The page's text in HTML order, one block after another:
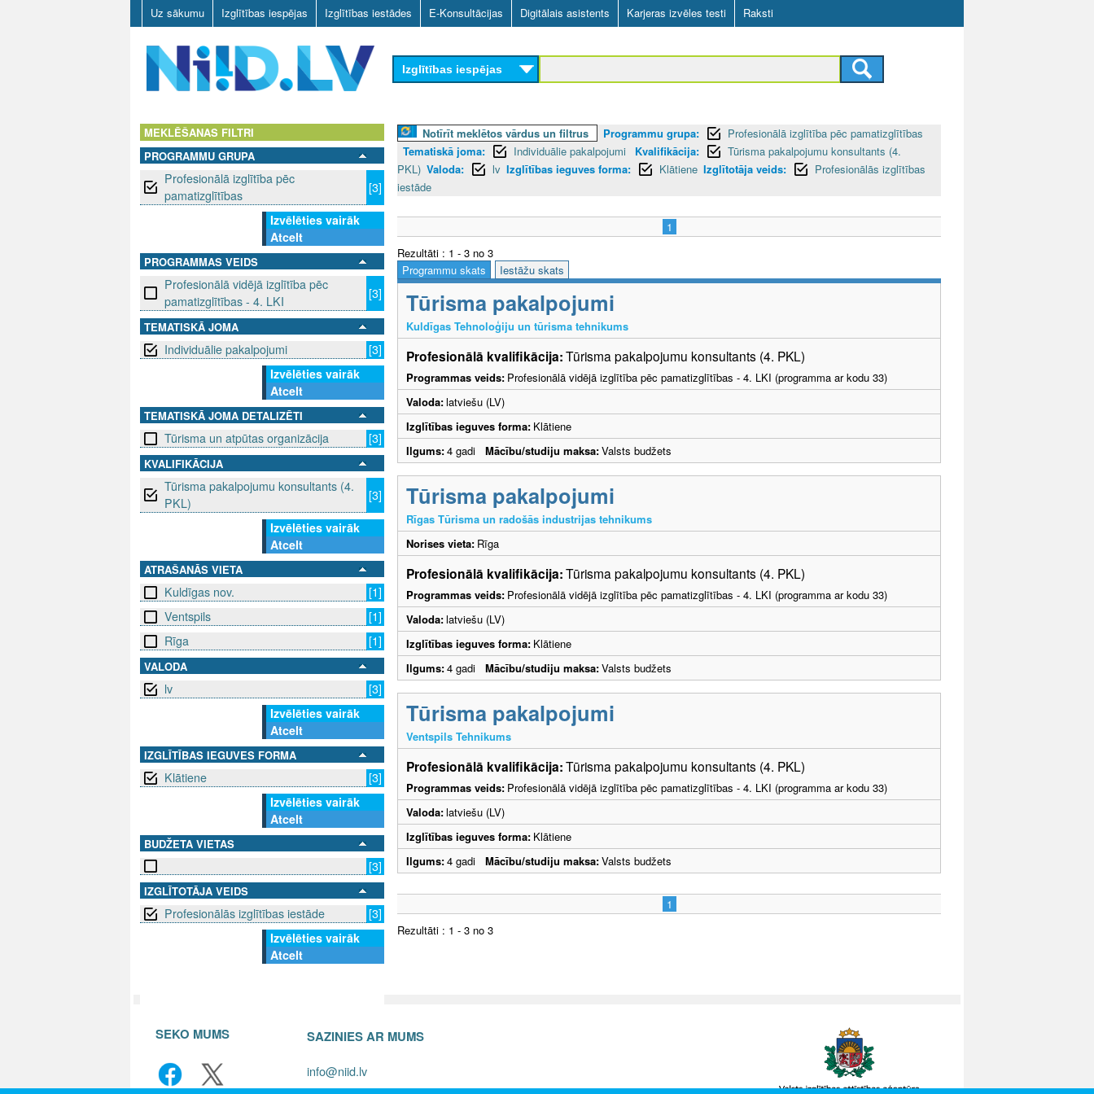
Skip
to
main
content
Uz sākumu Izglītības iespējas Izglītības iestādes E-Konsultācijas Digitālais asistents Karjeras izvēles testi Raksti
D
L
Izglītības iespējas
MEKLĒŠANAS FILTRI
PROGRAMMU GRUPA
Profesionālā izglītība pēc
pamatizglītības
[3]
Izvēlēties vairāk
Atcelt
PROGRAMMAS VEIDS
Profesionālā vidējā izglītība pēc
pamatizglītības - 4. LKI
[3]
TEMATISKĀ JOMA
Individuālie pakalpojumi
[3]
Izvēlēties vairāk
Atcelt
TEMATISKĀ JOMA DETALIZĒTI
Tūrisma un atpūtas organizācija [3]
KVALIFIKĀCIJA
Tūrisma pakalpojumu konsultants (4.
PKL)
[3]
Izvēlēties vairāk
Atcelt
ATRAŠANĀS VIETA
Kuldīgas nov.
[1]
Ventspils
[1]
Rīga
[1]
VALODA
lv
[3]
Izvēlēties vairāk
Atcelt
IZGLĪTĪBAS IEGUVES FORMA
Klātiene
[3]
Izvēlēties vairāk
Atcelt
BUDŽETA VIETAS
[3]
IZGLĪTOTĀJA VEIDS
Profesionālās izglītības iestāde
[3]
Izvēlēties vairāk
Atcelt
Notīrīt meklētos vārdus un filtrus Programmu grupa:
Profesionālā izglītība pēc pamatizglītības
Tematiskā joma:
Individuālie pakalpojumi Kvalifikācija:
Tūrisma pakalpojumu konsultants (4.
PKL) Valoda: lv Izglītības ieguves forma: Klātiene Izglītotāja veids:
Profesionālās izglītības
iestāde
1
Rezultāti : 1 - 3 no 3
Programmu skats
Iestāžu skats
Tūrisma pakalpojumi
Kuldīgas Tehnoloģiju un tūrisma tehnikums
Profesionālā kvalifikācija:Tūrisma pakalpojumu konsultants (4. PKL)
Programmas veids: Profesionālā vidējā izglītība pēc pamatizglītības - 4. LKI (programma ar kodu 33)
Valoda:latviešu (LV)
Izglītības ieguves forma: Klātiene
Ilgums:4 gadi Mācību/studiju maksa:Valsts budžets
Tūrisma pakalpojumi
Rīgas Tūrisma un radošās industrijas tehnikums
Norises vieta: Rīga
Profesionālā kvalifikācija:Tūrisma pakalpojumu konsultants (4. PKL)
Programmas veids: Profesionālā vidējā izglītība pēc pamatizglītības - 4. LKI (programma ar kodu 33)
Valoda:latviešu (LV)
Izglītības ieguves forma: Klātiene
Ilgums:4 gadi Mācību/studiju maksa:Valsts budžets
Tūrisma pakalpojumi
Ventspils Tehnikums
Profesionālā kvalifikācija:Tūrisma pakalpojumu konsultants (4. PKL)
Programmas veids: Profesionālā vidējā izglītība pēc pamatizglītības - 4. LKI (programma ar kodu 33)
Valoda:latviešu (LV)
Izglītības ieguves forma: Klātiene
Ilgums:4 gadi Mācību/studiju maksa:Valsts budžets
1
Rezultāti : 1 - 3 no 3
SEKO MUMS SAZINIES AR MUMS
info@niid.lv